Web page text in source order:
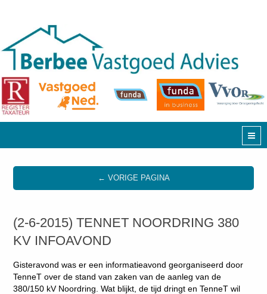
← VORIGE PAGINA
(2-6-2015) TENNET NOORDRING 380
KV INFOAVOND
Gisteravond was er een informatieavond georganiseerd door
TenneT over de stand van zaken van de aanleg van de
380/150 kV Noordring. Wat blijkt, de tijd dringt en TenneT wil